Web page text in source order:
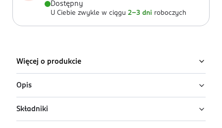
Dostępny
U Ciebie zwykle w ciągu 2-3 dni roboczych
Więcej o produkcie
Opis
Płyn do płukania ust Listerine Cool Mint dogłębnie
oczyszcza, zwalczając bakterie nawet w trudno
Składniki